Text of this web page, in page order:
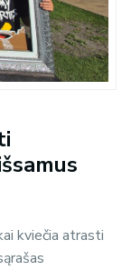
kviečia atrasti